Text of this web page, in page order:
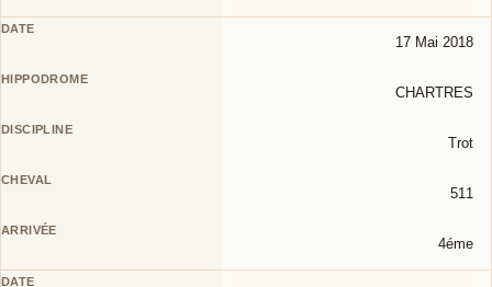
17 Mai 2018
CHARTRES
Trot
511
4éme